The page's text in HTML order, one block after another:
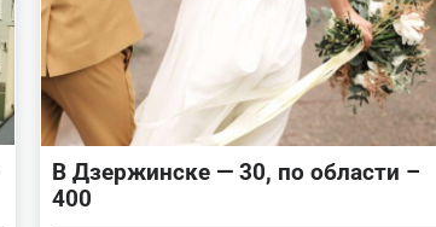
В Дзержинске — 30, по области –
400